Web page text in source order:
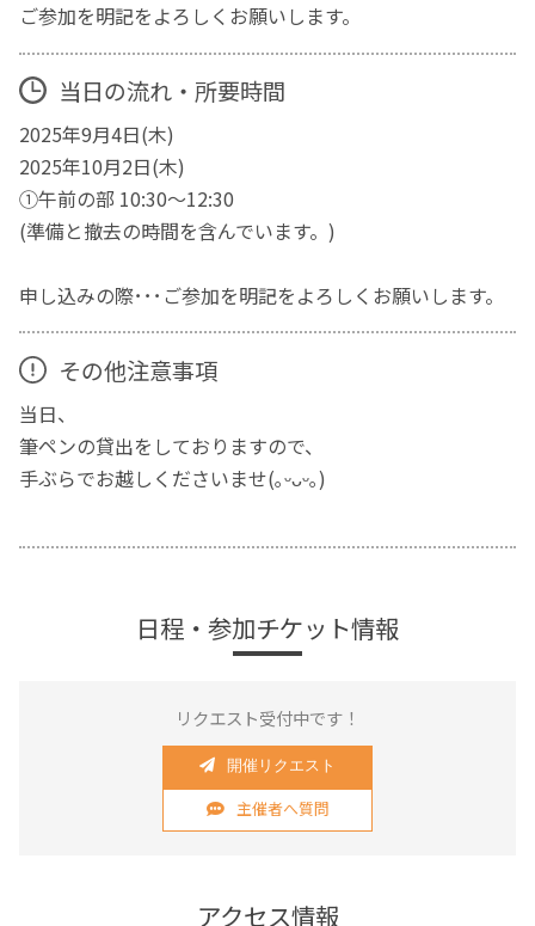
ご参加を明記をよろしくお願いします。
当日の流れ・所要時間
2025年9月4日(木)
2025年10月2日(木)
①午前の部 10:30～12:30
(準備と撤去の時間を含んでいます。)
申し込みの際･･･ご参加を明記をよろしくお願いします。
その他注意事項
当日、
筆ペンの貸出をしておりますので、
手ぶらでお越しくださいませ(｡ᵕᴗᵕ｡)
日程・参加チケット情報
リクエスト受付中です！
開催リクエスト
主催者へ質問
アクセス情報